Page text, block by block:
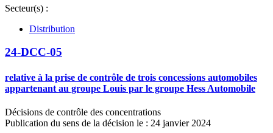
Secteur(s) :
Distribution
24-DCC-05
relative à la prise de contrôle de trois concessions automobiles
appartenant au groupe Louis par le groupe Hess Automobile
Décisions de contrôle des concentrations
Publication du sens de la décision le : 24 janvier 2024